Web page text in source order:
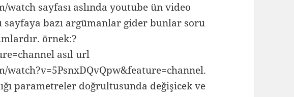
sayfası aslında youtube ün video
sayfaya bazı argümanlar gider bunlar soru
örnek:?
asıl url
watch?v=5PsnxDQvQpw&feature=channel.
parametreler doğrultusunda değişicek ve